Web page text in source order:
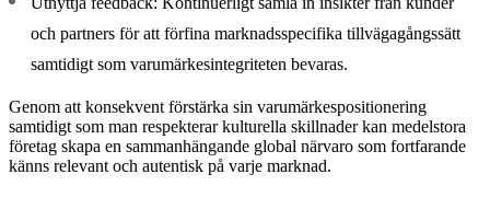
och partners för att förfina marknadsspecifika tillvägagångssätt
samtidigt som varumärkesintegriteten bevaras.
Genom att konsekvent förstärka sin varumärkespositionering
samtidigt som man respekterar kulturella skillnader kan medelstora
företag skapa en sammanhängande global närvaro som fortfarande
känns relevant och autentisk på varje marknad.